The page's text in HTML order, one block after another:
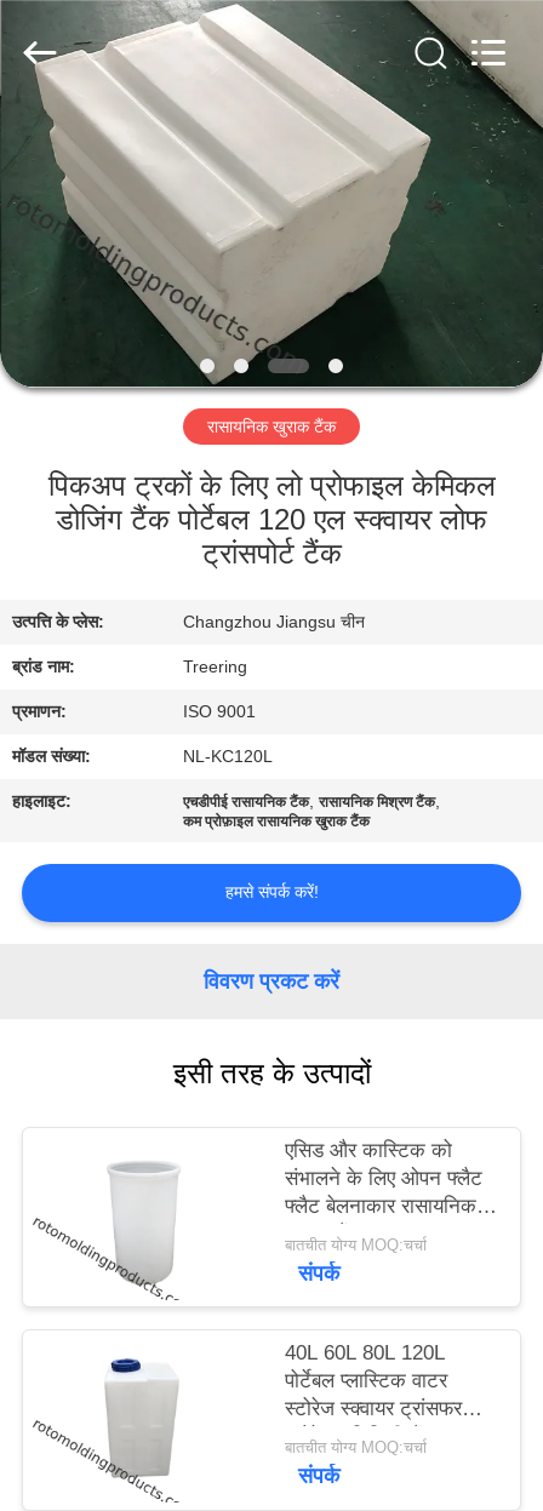
उत्पादों
वीडियो
हमारे
बारे
कारखाना
गुणवत्ता
नियंत्रण
संपर्क
करें
एक
उद्धरण
साइटमैप
PRIVACY
POLICY
Reserved.
रासायनिक खुराक टैंक
पिकअप ट्रकों के लिए लो प्रोफाइल केमिकल
डोजिंग टैंक पोर्टेबल 120 एल स्क्वायर लोफ
ट्रांसपोर्ट टैंक
उत्पत्ति के प्लेस: Changzhou Jiangsu चीन
ब्रांड नाम: Treering
प्रमाणन: ISO 9001
मॉडल संख्या: NL-KC120L
हाइलाइट: एचडीपीई रासायनिक टैंक,रासायनिक मिश्रण टैंक,
कम प्रोफ़ाइल रासायनिक खुराक टैंक
हमसे संपर्क करें!
विवरण प्रकट करें
इसी तरह के उत्पादों
एसिड और कास्टिक को
संभालने के लिए ओपन फ्लैट
फ्लैट बेलनाकार रासायनिक
खुराक टैंक
बातचीत योग्य MOQ:चर्चा
संपर्क
40L 60L 80L 120L
पोर्टेबल प्लास्टिक वाटर
स्टोरेज स्क्वायर ट्रांसफर
स्टोरेज यूटिलिटी टैंक
बातचीत योग्य MOQ:चर्चा
संपर्क